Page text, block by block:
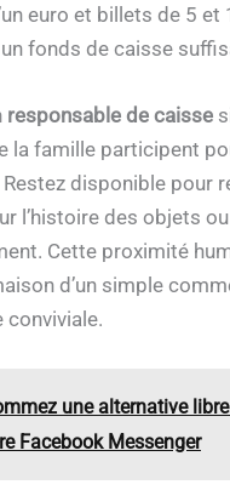
euro et billets de 5 et
fonds de caisse
responsable de caisse
la famille participent
disponible pour
l’histoire des objets
Cette proximité
d’un simple
conviviale.
une alternative
Facebook Messenger